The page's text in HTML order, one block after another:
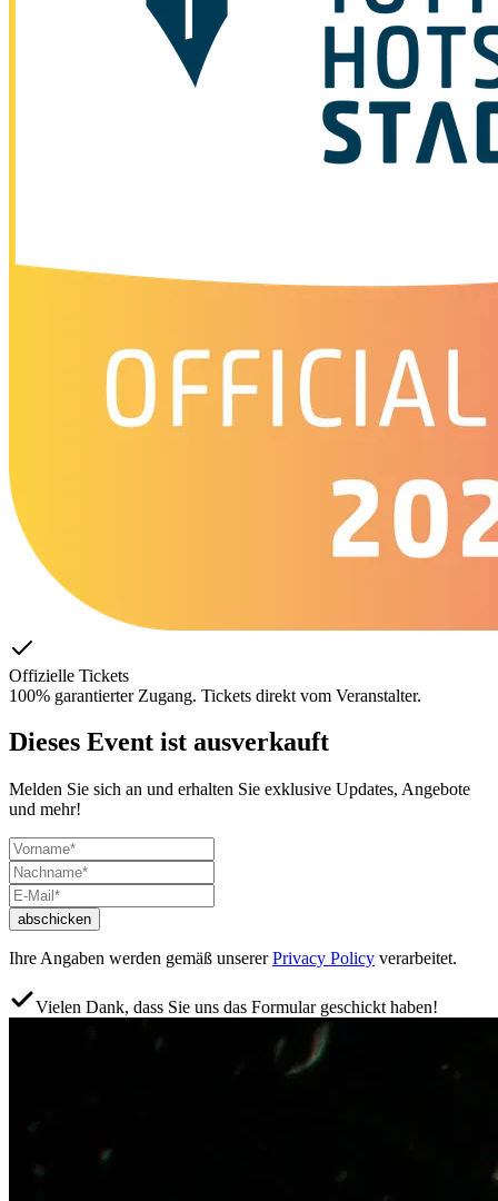
Offizielle Tickets
100% garantierter Zugang. Tickets direkt vom Veranstalter.
Dieses Event ist ausverkauft
Melden Sie sich an und erhalten Sie exklusive Updates, Angebote
und mehr!
abschicken
Ihre Angaben werden gemäß unsererPrivacy Policy verarbeitet.
Vielen Dank, dass Sie uns das Formular geschickt haben!